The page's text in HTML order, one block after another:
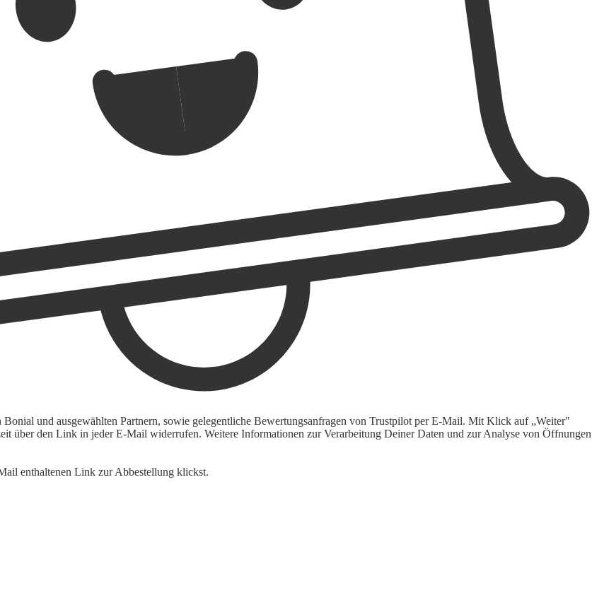
und ausgewählten Partnern, sowie gelegentliche Bewertungsanfragen von Trustpilot per E-Mail. Mit Klick auf „Weiter"
über den Link in jeder E-Mail widerrufen. Weitere Informationen zur Verarbeitung Deiner Daten und zur Analyse von Öffnungen
enthaltenen Link zur Abbestellung klickst.